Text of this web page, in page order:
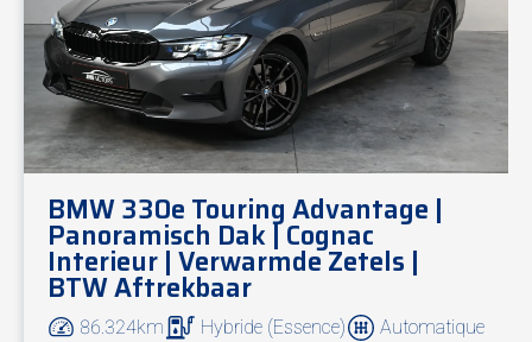
BMW 330e Touring Advantage |
Panoramisch Dak | Cognac
Interieur | Verwarmde Zetels |
BTW Aftrekbaar
86.324km Hybride (Essence)
Automatique